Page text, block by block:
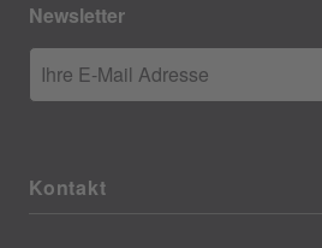
Newsletter
Ihre E-Mail Adresse
Kontakt